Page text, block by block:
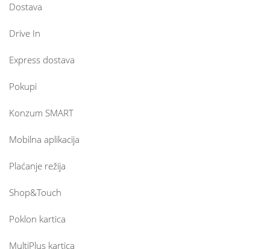
Dostava
Drive In
Express dostava
Pokupi
Konzum SMART
Mobilna aplikacija
Plaćanje režija
Shop&Touch
Poklon kartica
MultiPlus kartica